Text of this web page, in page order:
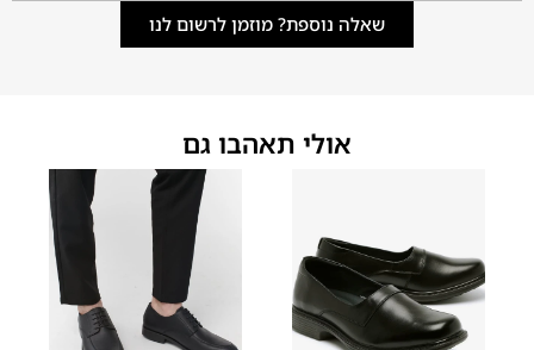
שאלה נוספת? מוזמן לרשום לנו
אולי תאהבו גם